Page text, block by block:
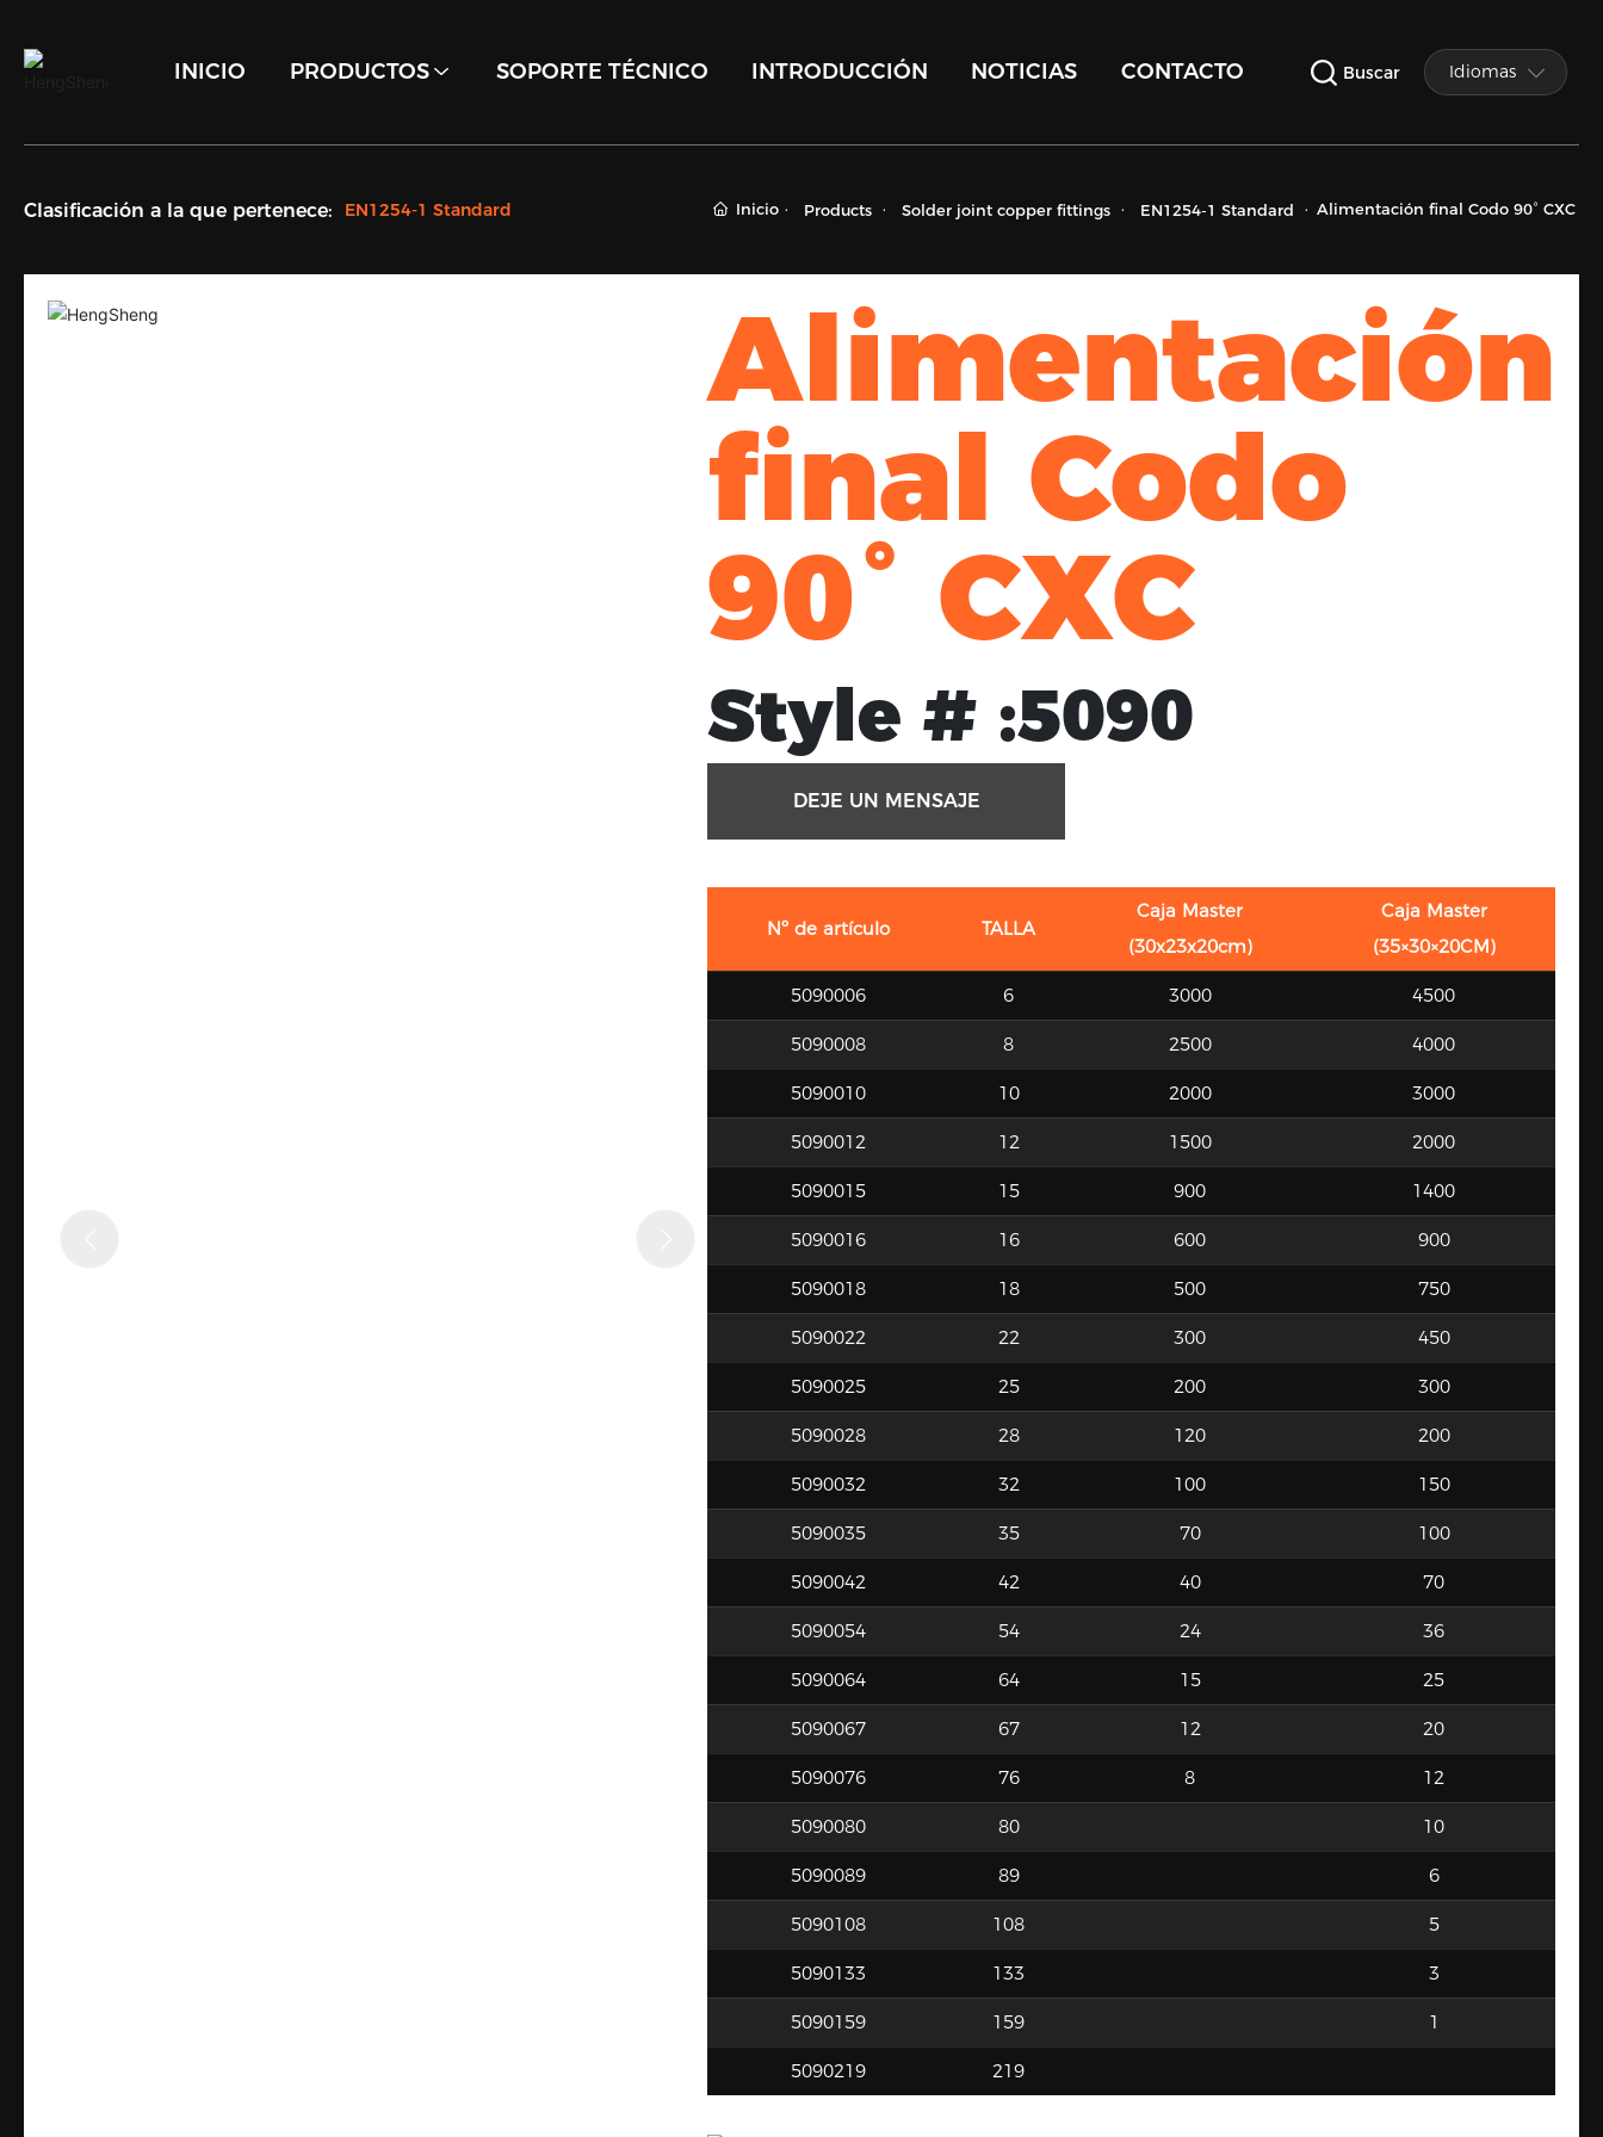
INICIO PRODUCTOS SOPORTE TÉCNICO INTRODUCCIÓN NOTICIAS CONTACTO Buscar Idiomas
Clasificación a la que pertenece: EN1254-1 Standard Inicio Products Solder joint copper fittings EN1254-1 Standard Alimentación final Codo 90° CXC
Alimentación
final Codo
90° CXC
Style # :5090
DEJE UN MENSAJE
Nº de artículo TALLA
Caja Master
(30x23x20cm)
Caja Master
(35×30×20CM)
5090006 6 3000 4500
5090008 8 2500 4000
5090010 10 2000 3000
5090012 12 1500 2000
5090015 15 900 1400
5090016 16 600 900
5090018 18 500 750
5090022 22 300 450
5090025 25 200 300
5090028 28 120 200
5090032 32 100 150
5090035 35 70 100
5090042 42 40 70
5090054 54 24 36
5090064 64 15 25
5090067 67 12 20
5090076 76 8 12
5090080 80 10
5090089 89 6
5090108 108 5
5090133 133 3
5090159 159 1
5090219 219